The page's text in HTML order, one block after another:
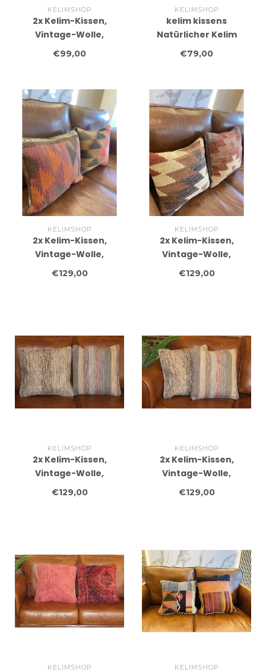
KELIMSHOP
2x Kelim-Kissen,
Vintage-Wolle,
einzigartige Kissen, ca.
€99,00
KELIMSHOP
kelim kissens
Natürlicher Kelim
traditionelles Kissen ca
€79,00
KELIMSHOP
2x Kelim-Kissen,
Vintage-Wolle,
einzigartige Kissen, ca.
45 x 45 cm, mit Füllung
€129,00
KELIMSHOP
2x Kelim-Kissen,
Vintage-Wolle,
einzigartige Kissen, ca.
45 x 45 cm, mit Füllung
€129,00
KELIMSHOP
2x Kelim-Kissen,
Vintage-Wolle,
einzigartige Kissen, ca.
€129,00
KELIMSHOP
2x Kelim-Kissen,
Vintage-Wolle,
einzigartige Kissen, ca.
€129,00
KELIMSHOP KELIMSHOP